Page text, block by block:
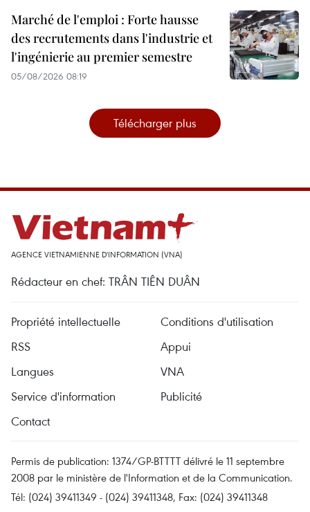
Marché de l'emploi : Forte hausse
des recrutements dans l'industrie et
l'ingénierie au premier semestre
05/08/2026 08:19
Télécharger plus
AGENCE VIETNAMIENNE D'INFORMATION (VNA)
Rédacteur en chef: TRÂN TIÊN DUÂN
Propriété intellectuelle
Conditions d'utilisation
RSS
Appui
Langues
VNA
Service d'information
Publicité
Contact
Permis de publication: 1374/GP-BTTTT délivré le 11 septembre
2008 par le ministère de l'Information et de la Communication.
Tél: (024) 39411349 - (024) 39411348, Fax: (024) 39411348